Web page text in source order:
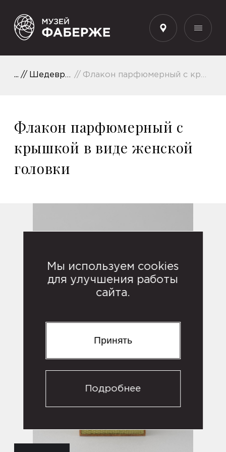
RU
Шедевры коллекции Флакон парфюмерный с крышкой в виде женской головки
Флакон парфюмерный с
крышкой в виде женской
головки
Мы используем cookies
для улучшения работы
сайта.
Принять
Подробнее